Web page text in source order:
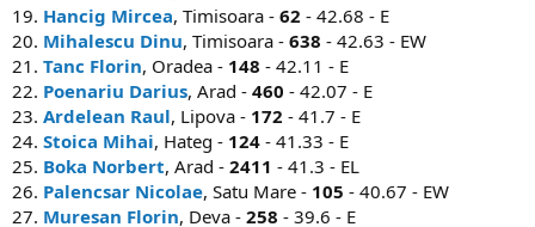
19. Hancig Mircea, Timisoara - 62 - 42.68 - E
20. Mihalescu Dinu, Timisoara - 638 - 42.63 - EW
21. Tanc Florin, Oradea - 148 - 42.11 - E
22. Poenariu Darius, Arad - 460 - 42.07 - E
23. Ardelean Raul, Lipova - 172 - 41.7 - E
24. Stoica Mihai, Hateg - 124 - 41.33 - E
25. Boka Norbert, Arad - 2411 - 41.3 - EL
26. Palencsar Nicolae, Satu Mare - 105 - 40.67 - EW
27. Muresan Florin, Deva - 258 - 39.6 - E